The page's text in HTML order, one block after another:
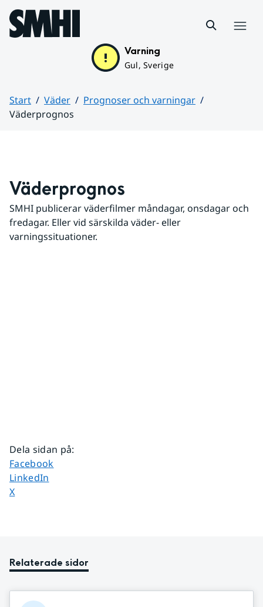
Hoppa till sidans innehåll
Varning
Gul, Sverige
Start Väder
Prognoser och varningar
Väderprognos
Väderprognos
SMHI publicerar väderfilmer måndagar, onsdagar och
fredagar. Eller vid särskilda väder- eller
varningssituationer.
Dela sidan på:
Dela sidan på
Facebook
Dela sidan på
LinkedIn
Dela sidan på
X
Relaterade sidor